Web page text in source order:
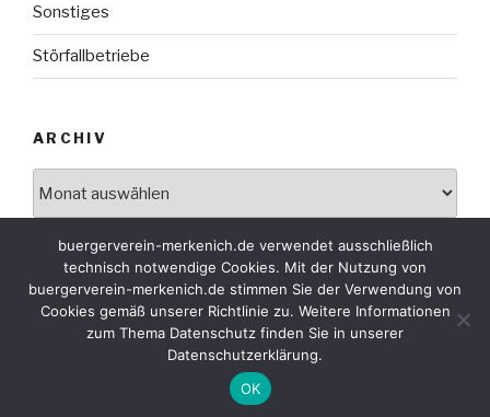
Sonstiges
Störfallbetriebe
ARCHIV
Bürgerverein Merkenich 2026
buergerverein-merkenich.de verwendet ausschließlich
technisch notwendige Cookies. Mit der Nutzung von
buergerverein-merkenich.de stimmen Sie der Verwendung von
Cookies gemäß unserer Richtlinie zu. Weitere Informationen
zum Thema Datenschutz finden Sie in unserer
Datenschutzerklärung.
OK